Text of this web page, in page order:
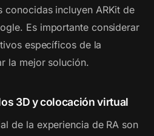
conocidas incluyen ARKit de
Es importante considerar
específicos de la
la mejor solución.
3D y colocación virtual
de la experiencia de RA son